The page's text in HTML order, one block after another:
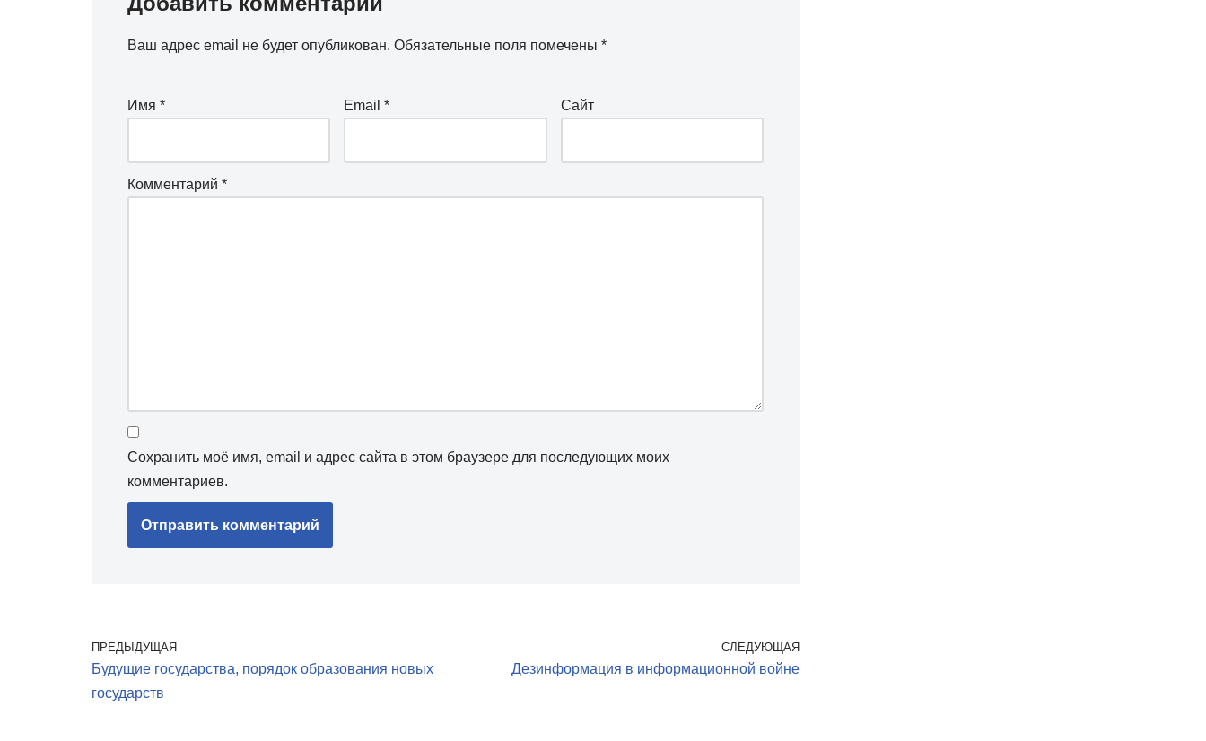
Ваш адрес email не будет опубликован. Обязательные поля помечены *
Имя * Email* Сайт
Комментарий *
Сохранить моё имя, email и адрес сайта в этом браузере для последующих моих
комментариев.
ПРЕДЫДУЩАЯ
Будущие государства, порядок образования новых
государств
СЛЕДУЮЩАЯ
Дезинформация в информационной войне